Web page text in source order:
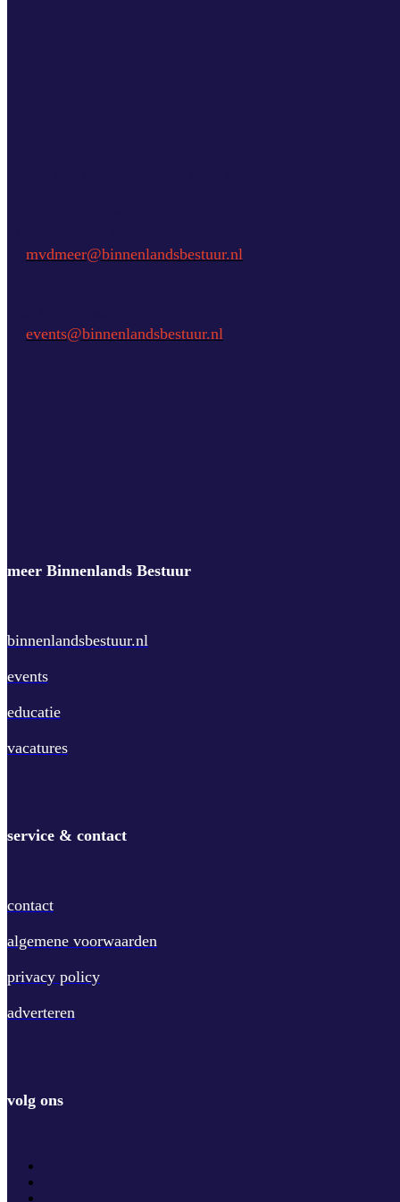
mvdmeer@binnenlandsbestuur.nl
events@binnenlandsbestuur.nl
meer Binnenlands Bestuur
binnenlandsbestuur.nl
events
educatie
vacatures
service & contact
contact
algemene voorwaarden
privacy policy
adverteren
volg ons